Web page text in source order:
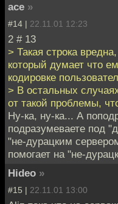
ace »
#14 | 22.11.01 12:23
2 # 13
> Такая строка
который думает что
кодировке
> В остальных
от такой проблемы,
Ну-ка, ну-ка... А
подразумеваете под
"не-дурацким
помогает на "не-
Hideo »
#15 | 22.11.01 13:00